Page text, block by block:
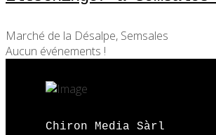
Marché de la Désalpe, Semsales
Aucun événements !
Chiron Media Sàrl